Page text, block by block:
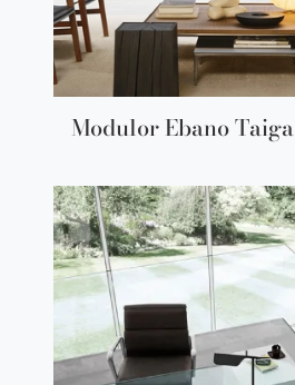
Modulor Ebano Taiga